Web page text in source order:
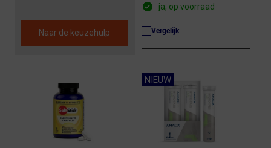
Naar de keuzehulp
ja, op voorraad
Vergelijk
NIEUW